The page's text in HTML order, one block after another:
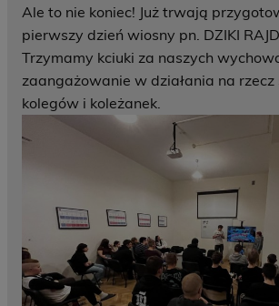
Ale to nie koniec! Już trwają
pierwszy dzień wiosny pn. DZIKI
Trzymamy kciuki za naszych
zaangażowanie w działania na rzecz
kolegów i koleżanek.